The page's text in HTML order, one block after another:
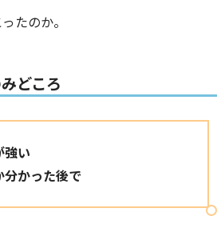
たのか。
どころ
強い
分かった後で